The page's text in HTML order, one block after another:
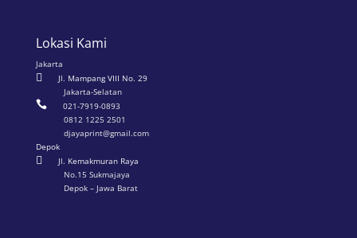
Lokasi Kami
Jakarta

Jl. Mampang VIII No. 29
Jakarta-Selatan

021-7919-0893
0812 1225 2501
djayaprint@gmail.com
Depok

Jl. Kemakmuran Raya
No.15 Sukmajaya
Depok – Jawa Barat